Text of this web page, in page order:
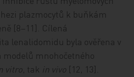
plazmocytů k buňkám
[8–11]. Cílená
lenalidomidu byla ověřena v
mnohočetného
vitro, tak in vivo [12, 13].